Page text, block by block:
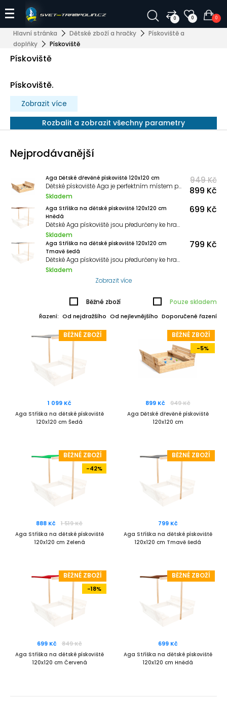
0 0 0
Hlavní stránka Dětské zboží a hračky
Pískoviště a
doplňky
Pískoviště
Pískoviště
Pískoviště.
Zobrazit více
Rozbalit a zobrazit všechny parametry
Nejprodávanější
Aga Dětské dřevěné pískoviště 120x120 cm
Dětské pískoviště Aga je perfektním místem pro každodenní dobrodružství, rozvoj fantazie a aktivní hru na čerstvém vzduchu.
Skladem
949 Kč
899 Kč
Aga Stříška na dětské pískoviště 120x120 cm
Hnědá
Dětské Aga pískoviště jsou předurčeny ke hraní, objevování a podporují dětskou fantazii.
Skladem
699 Kč
Aga Stříška na dětské pískoviště 120x120 cm
Tmavě šedá
Dětské Aga pískoviště jsou předurčeny ke hraní, objevování a podporují dětskou fantazii.
Skladem
799 Kč
Zobrazit více
Běžné zboží Pouze skladem
Řazení: Od nejdražšího Od nejlevnějšího Doporučené řazení
BĚŽNÉ ZBOŽÍ
1 099 Kč
Aga Stříška na dětské pískoviště
120x120 cm Šedá
BĚŽNÉ ZBOŽÍ
-5%
899 Kč 949 Kč
Aga Dětské dřevěné pískoviště
120x120 cm
BĚŽNÉ ZBOŽÍ
-42%
888 Kč 1 519 Kč
Aga Stříška na dětské pískoviště
120x120 cm Zelená
BĚŽNÉ ZBOŽÍ
799 Kč
Aga Stříška na dětské pískoviště
120x120 cm Tmavě šedá
BĚŽNÉ ZBOŽÍ
-18%
699 Kč 849 Kč
Aga Stříška na dětské pískoviště
120x120 cm Červená
BĚŽNÉ ZBOŽÍ
699 Kč
Aga Stříška na dětské pískoviště
120x120 cm Hnědá